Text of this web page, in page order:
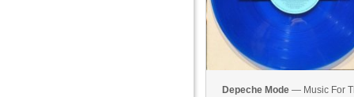
Depeche Mode— Music For